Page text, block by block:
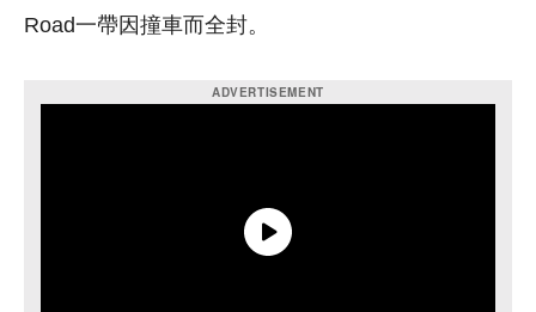
Road一帶因撞車而全封。